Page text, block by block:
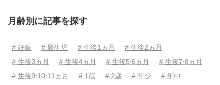
月齢別に記事を探す
# 妊娠 # 新生児 # 生後1ヵ月
# 生後2ヵ月
# 生後3ヵ月
# 生後4ヵ月 # 生後5⋅6ヵ月
# 生後7⋅8ヵ月
# 生後9⋅10⋅11ヵ月
# 1歳 # 2歳 # 年少
# 年中